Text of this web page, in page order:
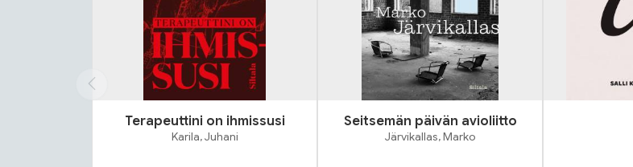
Terapeuttini on ihmissusi
Karila, Juhani
Seitsemän päivän avioliitto
Järvikallas, Marko